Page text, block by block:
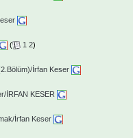
( 1 2)
İrfan Keser
İRFAN KESER
İrfan Keser